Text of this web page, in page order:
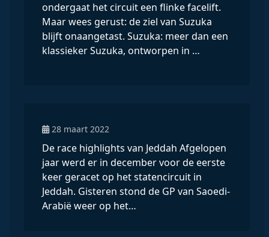
ondergaat het circuit een flinke facelift.
Maar wees gerust: de ziel van Suzuka
blijft onaangetast. Suzuka: meer dan een
klassieker Suzuka, ontworpen in …
28 maart 2022
De race highlights van Jeddah Afgelopen
jaar werd er in december voor de eerste
keer geracet op het statencircuit in
Jeddah. Gisteren stond de GP van Saoedi-
Arabië weer op het…